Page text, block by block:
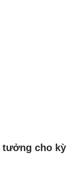
tưởng cho kỳ